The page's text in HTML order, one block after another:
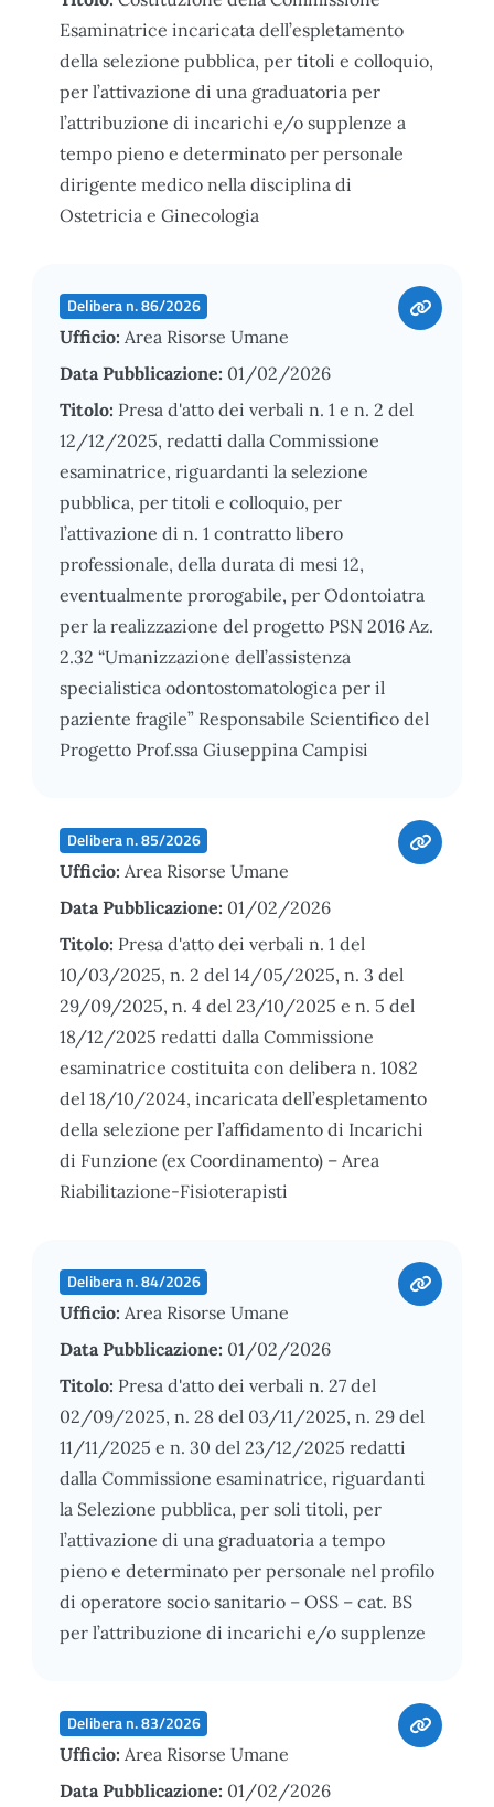
Esaminatrice incaricata dell’espletamento
della selezione pubblica, per titoli e colloquio,
per l’attivazione di una graduatoria per
l’attribuzione di incarichi e/o supplenze a
tempo pieno e determinato per personale
dirigente medico nella disciplina di
Ostetricia e Ginecologia
Delibera n. 86/2026
Ufficio: Area Risorse Umane
Data Pubblicazione: 01/02/2026
Titolo: Presa d'atto dei verbali n. 1 e n. 2 del
12/12/2025, redatti dalla Commissione
esaminatrice, riguardanti la selezione
pubblica, per titoli e colloquio, per
l’attivazione di n. 1 contratto libero
professionale, della durata di mesi 12,
eventualmente prorogabile, per Odontoiatra
per la realizzazione del progetto PSN 2016 Az.
2.32 “Umanizzazione dell’assistenza
specialistica odontostomatologica per il
paziente fragile” Responsabile Scientifico del
Progetto Prof.ssa Giuseppina Campisi
Delibera n. 85/2026
Ufficio: Area Risorse Umane
Data Pubblicazione: 01/02/2026
Titolo: Presa d'atto dei verbali n. 1 del
10/03/2025, n. 2 del 14/05/2025, n. 3 del
29/09/2025, n. 4 del 23/10/2025 e n. 5 del
18/12/2025 redatti dalla Commissione
esaminatrice costituita con delibera n. 1082
del 18/10/2024, incaricata dell’espletamento
della selezione per l’affidamento di Incarichi
di Funzione (ex Coordinamento) – Area
Riabilitazione-Fisioterapisti
Delibera n. 84/2026
Ufficio: Area Risorse Umane
Data Pubblicazione: 01/02/2026
Titolo: Presa d'atto dei verbali n. 27 del
02/09/2025, n. 28 del 03/11/2025, n. 29 del
11/11/2025 e n. 30 del 23/12/2025 redatti
dalla Commissione esaminatrice, riguardanti
la Selezione pubblica, per soli titoli, per
l’attivazione di una graduatoria a tempo
pieno e determinato per personale nel profilo
di operatore socio sanitario – OSS – cat. BS
per l’attribuzione di incarichi e/o supplenze
Delibera n. 83/2026
Ufficio: Area Risorse Umane
Data Pubblicazione: 01/02/2026